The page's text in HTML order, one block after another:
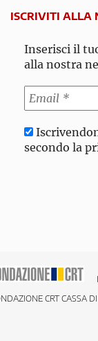
ISCRIVITI ALLA
Inserisci il
alla nostra
secondo la
CRT CASSA